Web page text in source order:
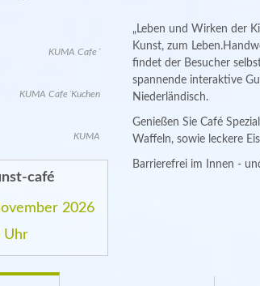
KUMA Cafe´
KUMA Cafe´Kuchen
KUMA
café
2026
Uhr
„Leben und Wirken der
Kunst, zum
findet der Besucher
spannende interaktive
Niederländisch.
Genießen Sie Café
Waffeln, sowie leckere
Barrierefrei im Innen -